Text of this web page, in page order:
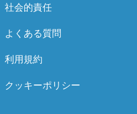
社会的責任
よくある質問
利用規約
クッキーポリシー